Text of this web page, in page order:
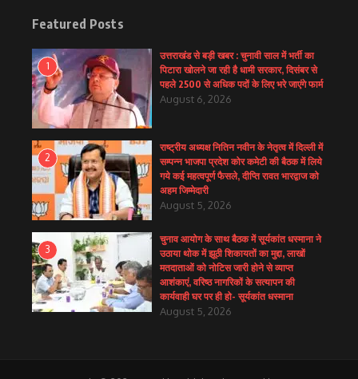
Featured Posts
1
उत्तराखंड से बड़ी खबर : चुनावी साल में भर्ती का
पिटारा खोलने जा रही है धामी सरकार, दिसंबर से
पहले 2500 से अधिक पदों के लिए भरे जाएंगे फार्म
August 6, 2026
2
राष्ट्रीय अध्यक्ष नितिन नवीन के नेतृत्व में दिल्ली में
सम्पन्न भाजपा प्रदेश कोर कमेटी की बैठक में लिये
गये कई महत्वपूर्ण फैसले, दीप्ति रावत भारद्वाज को
अहम जिम्मेदारी
August 5, 2026
3
चुनाव आयोग के साथ बैठक में सूर्यकांत धस्माना ने
उठाया थोक में झूठी शिकायतों का मुद्दा, लाखों
मतदाताओं को नोटिस जारी होने से व्याप्त
आशंकाएं, वरिष्ठ नागरिकों के सत्यापन की
कार्यवाही घर पर ही हो- सूर्यकांत धस्माना
August 5, 2026